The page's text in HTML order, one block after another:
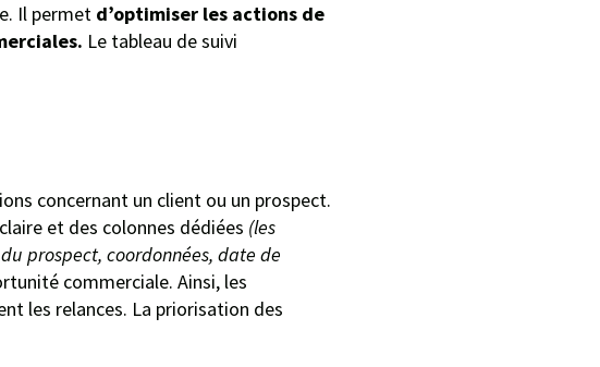
Il permet d’optimiser les actions de
Le tableau de suivi
concernant un client ou un prospect.
et des colonnes dédiées (les
prospect, coordonnées, date de
commerciale. Ainsi, les
les relances. La priorisation des